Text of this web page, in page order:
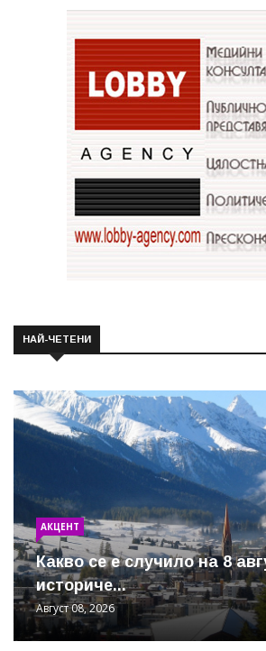
НАЙ-ЧЕТЕНИ
АКЦЕНТ
Какво се е случило на 8
историче...
Август 08, 2026